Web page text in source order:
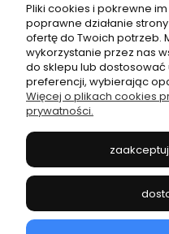
Pliki cookies i pokrewne
poprawne działanie
ofertę do Twoich potrzeb.
wykorzystanie przez nas
do sklepu lub dostosować
preferencji, wybierając
Więcej o plikach cookies
prywatności.